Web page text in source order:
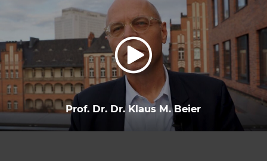
Prof. Dr. Dr. Klaus M. Beier